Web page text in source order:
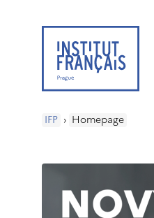
IFP › Homepage